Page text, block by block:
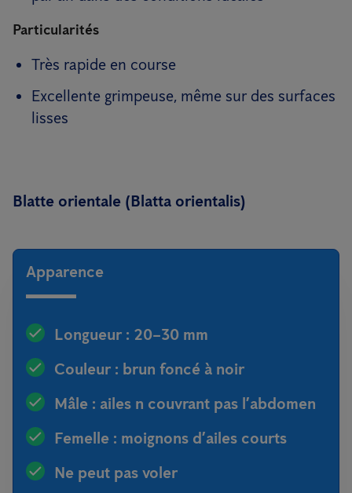
Particularités
Très rapide en course
Excellente grimpeuse, même sur des surfaces
lisses
Blatte orientale (Blatta orientalis)
Apparence
Longueur : 20–30 mm
Couleur : brun foncé à noir
Mâle : ailes n couvrant pas l’abdomen
Femelle : moignons d’ailes courts
Ne peut pas voler